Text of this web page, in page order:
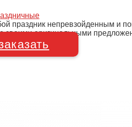
праздник непревзойденным и
своими оригинальными